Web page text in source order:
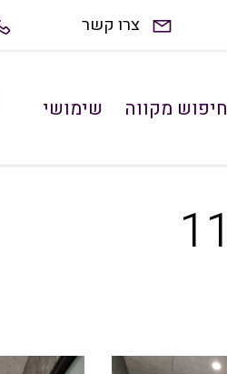
צרו קשר
חיפוש מקווה שימושי